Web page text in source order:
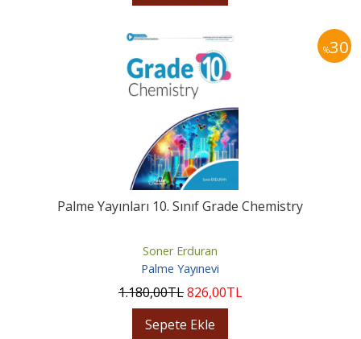
%30
Palme Yayınları 10. Sınıf Grade Chemistry
Soner Erduran
Palme Yayınevi
1.180,00TL826,00TL
Sepete Ekle